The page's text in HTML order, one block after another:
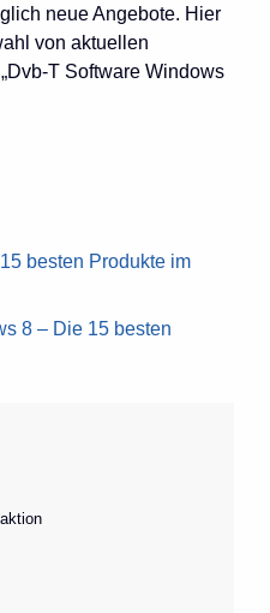
neue Angebote. Hier
von aktuellen
T Software Windows
besten Produkte im
8 – Die 15 besten